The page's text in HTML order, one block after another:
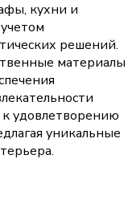
кухни и
решений.
материалы
удовлетворению
уникальные